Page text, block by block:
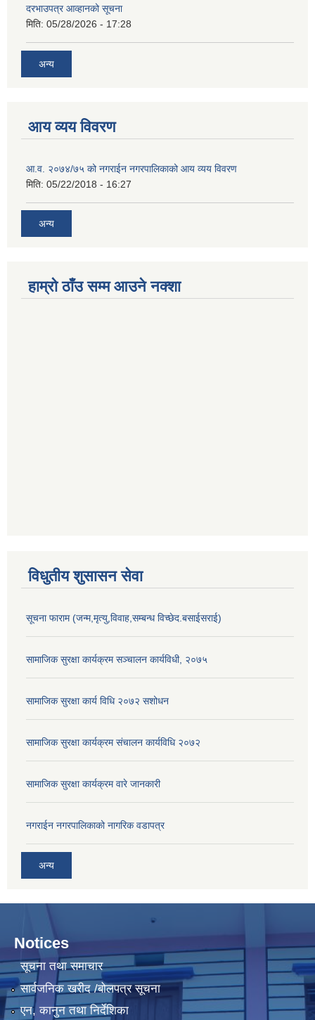
दरभाउपत्र आव्हानको सूचना
मिति: 05/28/2026 - 17:28
अन्य
आय व्यय विवरण
आ.व. २०७४/७५ को नगराईन नगरपालिकाको आय व्यय विवरण
मिति: 05/22/2018 - 16:27
अन्य
हाम्रो ठाँउ सम्म आउने नक्शा
विधुतीय शुसासन सेवा
सूचना फाराम (जन्म,मृत्यु,विवाह,सम्बन्ध विच्छेद.बसाईसराई)
सामाजिक सुरक्षा कार्यक्रम सञ्चालन कार्यविधी, २०७५
सामाजिक सुरक्षा कार्य विधि २०७२ स‌शोधन
सामाजिक सुरक्षा कार्यक्रम संचालन कार्यविधि २०७२
सामाजिक सुरक्षा कार्यक्रम वारे जानकारी
नगराईन नगरपालिकाको नागरिक वडापत्र
अन्य
Notices
सूचना तथा समाचार
सार्वजनिक खरीद /बोलपत्र सूचना
एन, कानुन तथा निर्देशिका